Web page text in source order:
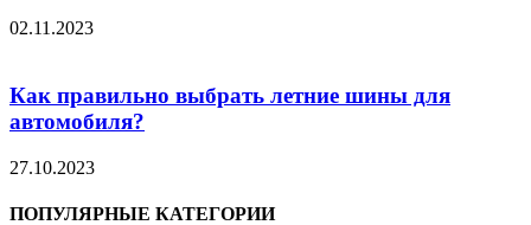
02.11.2023
Как правильно выбрать летние шины для
автомобиля?
27.10.2023
ПОПУЛЯРНЫЕ КАТЕГОРИИ